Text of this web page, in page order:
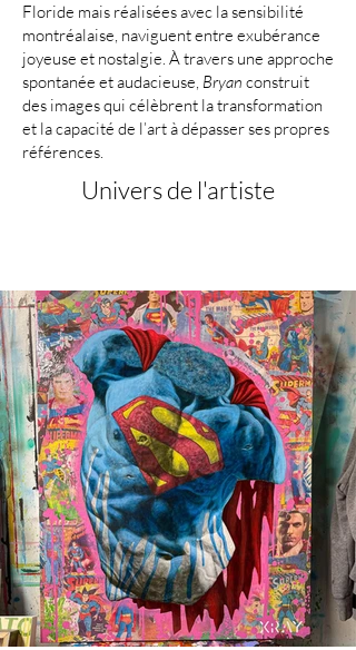
Floride mais réalisées avec la sensibilité
montréalaise, naviguent entre exubérance
joyeuse et nostalgie. À travers une approche
spontanée et audacieuse, Bryan construit
des images qui célèbrent la transformation
et la capacité de l’art à dépasser ses propres
références.
Univers de l'artiste